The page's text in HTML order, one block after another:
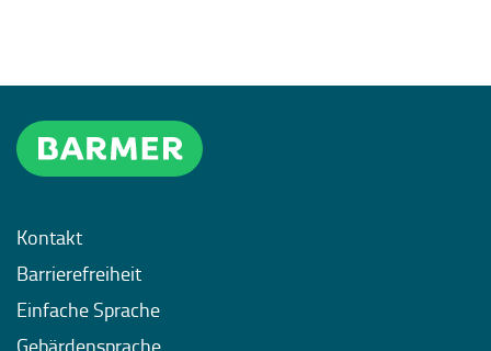
Kontakt
Barrierefreiheit
Einfache Sprache
Gebärdensprache